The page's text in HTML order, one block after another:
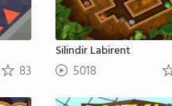
83
Silindir Labirent
5018